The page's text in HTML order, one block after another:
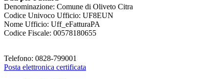
Denominazione: Comune di Oliveto Citra
Codice Univoco Ufficio: UF8EUN
Nome Ufficio: Uff_eFatturaPA
Codice Fiscale: 00578180655
Telefono: 0828-799001
Posta elettronica certificata